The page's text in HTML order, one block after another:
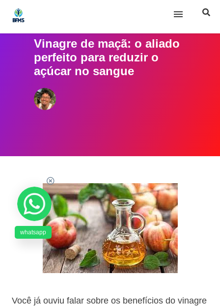
Sobre nós
Posts
Vinagre de maçã: o aliado
perfeito para reduzir o
açúcar no sangue
Você já ouviu falar sobre os benefícios do vinagre
whatsapp